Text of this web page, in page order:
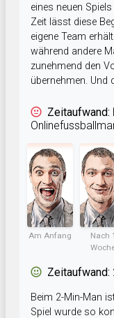
eines neuen
Zeit lässt diese
eigene Team
während andere
zunehmend den
übernehmen. Und
Zeitaufwand:
Am Anfang
Nach 1
Zeitaufwand:
Beim 2-Min-Man
Spiel wurde so